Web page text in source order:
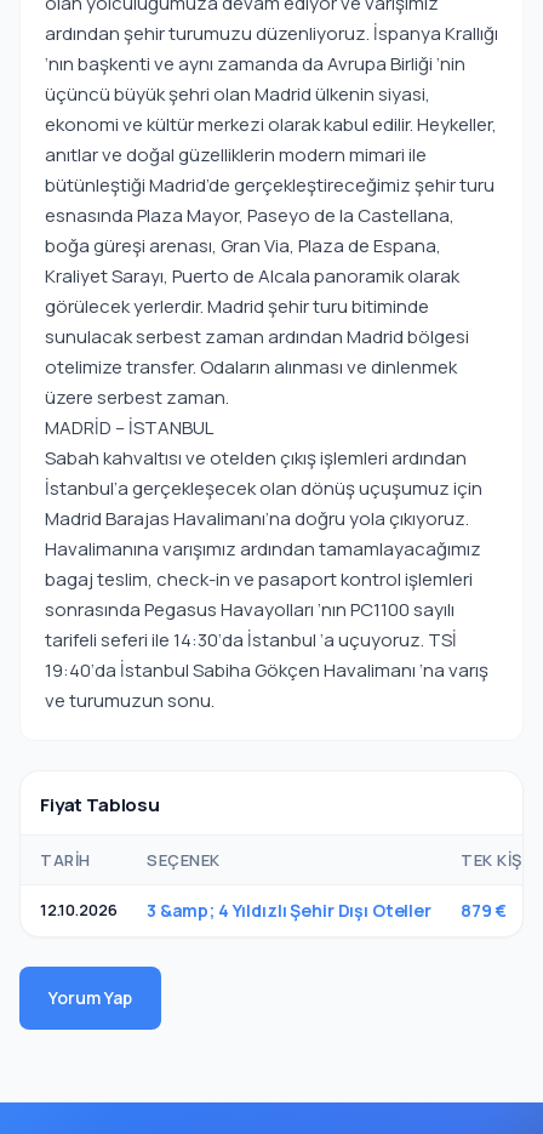
ardından şehir turumuzu düzenliyoruz. İspanya Krallığı
‘nın başkenti ve aynı zamanda da Avrupa Birliği ‘nin
üçüncü büyük şehri olan Madrid ülkenin siyasi,
ekonomi ve kültür merkezi olarak kabul edilir. Heykeller,
anıtlar ve doğal güzelliklerin modern mimari ile
bütünleştiği Madrid’de gerçekleştireceğimiz şehir turu
esnasında Plaza Mayor, Paseyo de la Castellana,
boğa güreşi arenası, Gran Via, Plaza de Espana,
Kraliyet Sarayı, Puerto de Alcala panoramik olarak
görülecek yerlerdir. Madrid şehir turu bitiminde
sunulacak serbest zaman ardından Madrid bölgesi
otelimize transfer. Odaların alınması ve dinlenmek
üzere serbest zaman.
MADRİD – İSTANBUL
Sabah kahvaltısı ve otelden çıkış işlemleri ardından
İstanbul’a gerçekleşecek olan dönüş uçuşumuz için
Madrid Barajas Havalimanı’na doğru yola çıkıyoruz.
Havalimanına varışımız ardından tamamlayacağımız
bagaj teslim, check-in ve pasaport kontrol işlemleri
sonrasında Pegasus Havayolları ‘nın PC1100 sayılı
tarifeli seferi ile 14:30‘da İstanbul ‘a uçuyoruz. TSİ
19:40‘da İstanbul Sabiha Gökçen Havalimanı ‘na varış
ve turumuzun sonu.
Fiyat Tablosu
TARIH SEÇENEK TEK
12.10.2026 3 &amp; 4 Yıldızlı Şehir Dışı Oteller 879 €
Yorum Yap